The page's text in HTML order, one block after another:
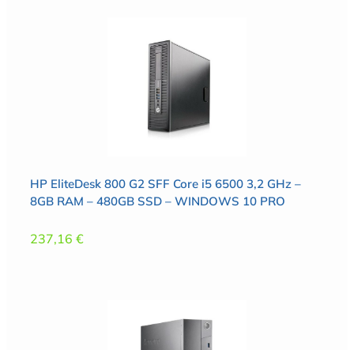
HP EliteDesk 800 G2 SFF Core i5 6500 3,2 GHz –
8GB RAM – 480GB SSD – WINDOWS 10 PRO
237,16 €